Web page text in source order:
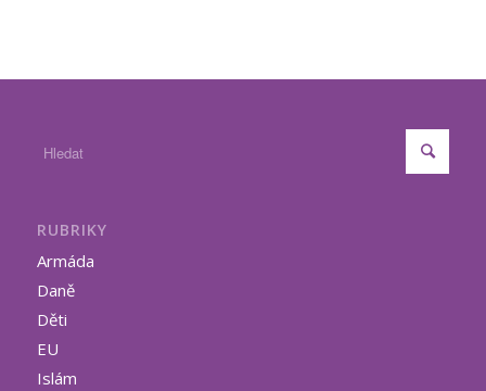
RUBRIKY
Armáda
Daně
Děti
EU
Islám